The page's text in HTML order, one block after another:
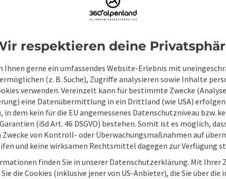
Copyright öffnen
Fair Play in
Miteinander für
respektieren deine
Ihnen gerne ein umfassendes Website-Erlebnis mit
(z. B. Suche), Zugriffe analysieren sowie Inhalte
verwenden. Vereinzelt kann für bestimmte Zwecke
eine Datenübermittlung in ein Drittland (wie USA) erfolgen
in dem kein für die EU angemessenes Datenschutzniveau bzw.
(iSd Art. 46 DSGVO) bestehen. Somit ist es möglich,
Zwecke von Kontroll- oder Überwachungsmaßnahmen auf
und keine wirksamen Rechtsmittel dagegen zur Verfügung
finden Sie in unserer Datenschutzerklärung. Mit Ihrer
die Cookies (inklusive jener von US-Anbieter), die Sie über die